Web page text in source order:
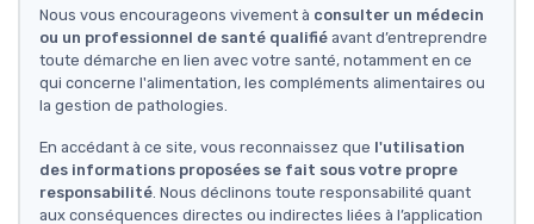
Nous vous encourageons vivement à consulter un médecin
ou un professionnel de santé qualifié avant d’entreprendre
toute démarche en lien avec votre santé, notamment en ce
qui concerne l'alimentation, les compléments alimentaires ou
la gestion de pathologies.
En accédant à ce site, vous reconnaissez que l'utilisation
des informations proposées se fait sous votre propre
responsabilité. Nous déclinons toute responsabilité quant
aux conséquences directes ou indirectes liées à l’application